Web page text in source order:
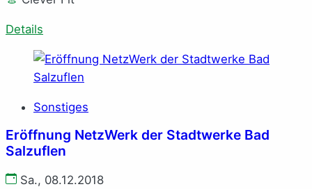
Details
Sonstiges
Eröffnung NetzWerk der Stadtwerke Bad
Salzuflen
Sa., 08.12.2018